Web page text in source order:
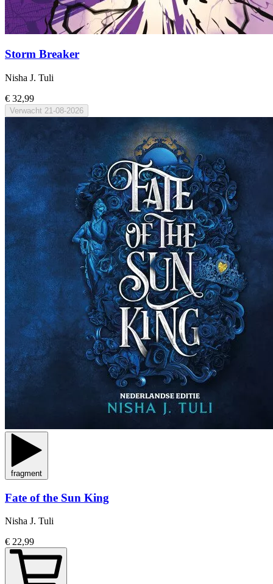
Storm Breaker
Nisha J. Tuli
€ 32,99
Verwacht 21-08-2026
fragment
Fate of the Sun King
Nisha J. Tuli
€ 22,99